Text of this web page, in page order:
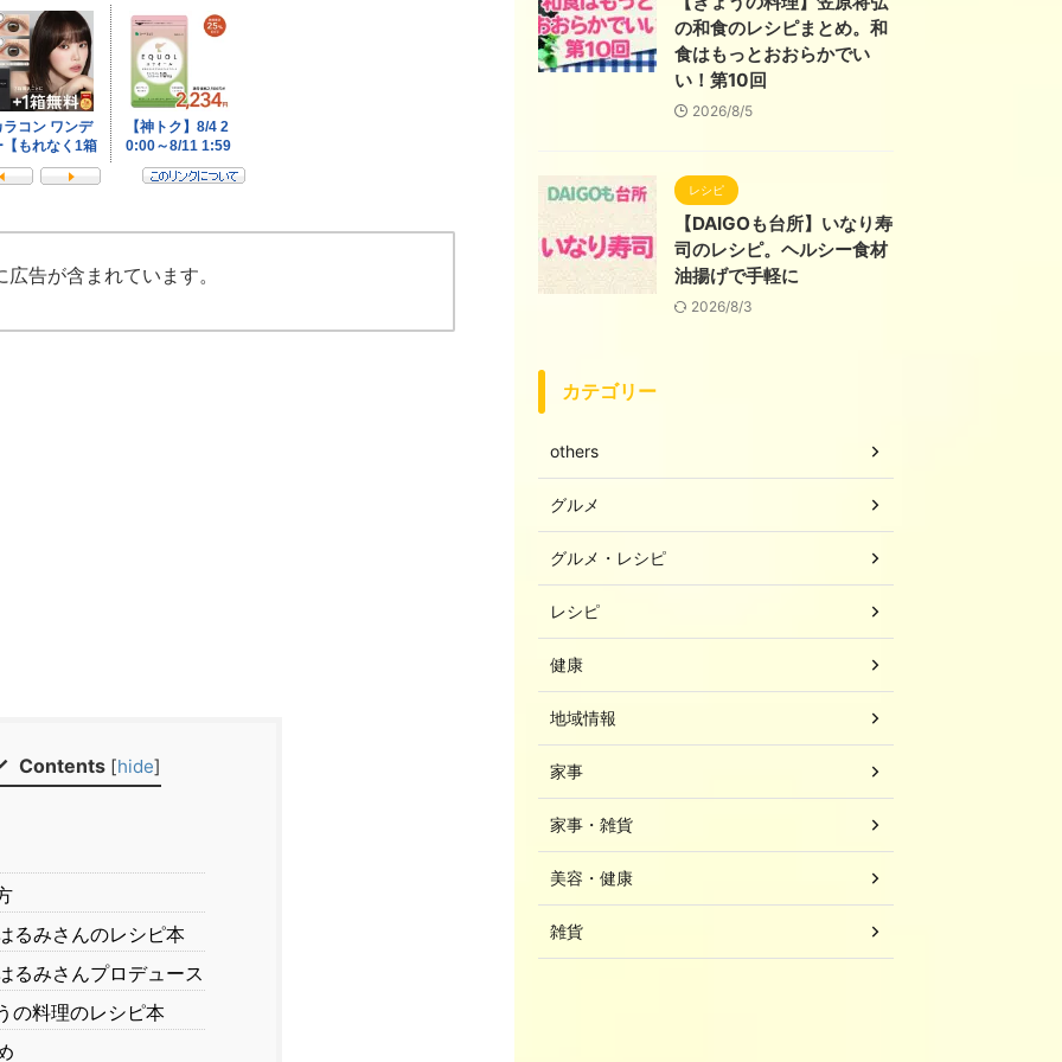
広告が含まれています。
Contents [hide]
るみさんのレシピ本
るみさんプロデュース
の料理のレシピ本
の和食のレシピまとめ。和
食はもっとおおらかでい
い！第10回
2026/8/5
レシピ
【DAIGOも台所】いなり寿
司のレシピ。ヘルシー食材
油揚げで手軽に
2026/8/3
カテゴリー
others
グルメ
グルメ・レシピ
レシピ
健康
地域情報
家事
家事・雑貨
美容・健康
雑貨